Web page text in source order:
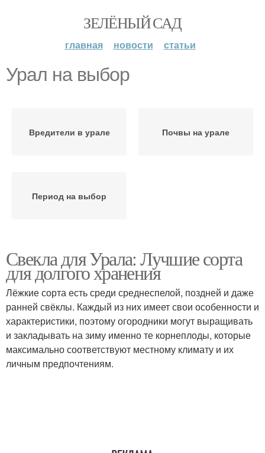
ЗЕЛЁНЫЙ САД
главная новости статьи
Урал на выбор
Вредители в урале Почвы на урале
Период на выбор
Свекла для Урала: Лучшие сорта
для долгого хранения
Лёжкие сорта есть среди среднеспелой, поздней и даже
ранней свёклы. Каждый из них имеет свои особенности и
характеристики, поэтому огородники могут выращивать
и закладывать на зиму именно те корнеплоды, которые
максимально соответствуют местному климату и их
личным предпочтениям.